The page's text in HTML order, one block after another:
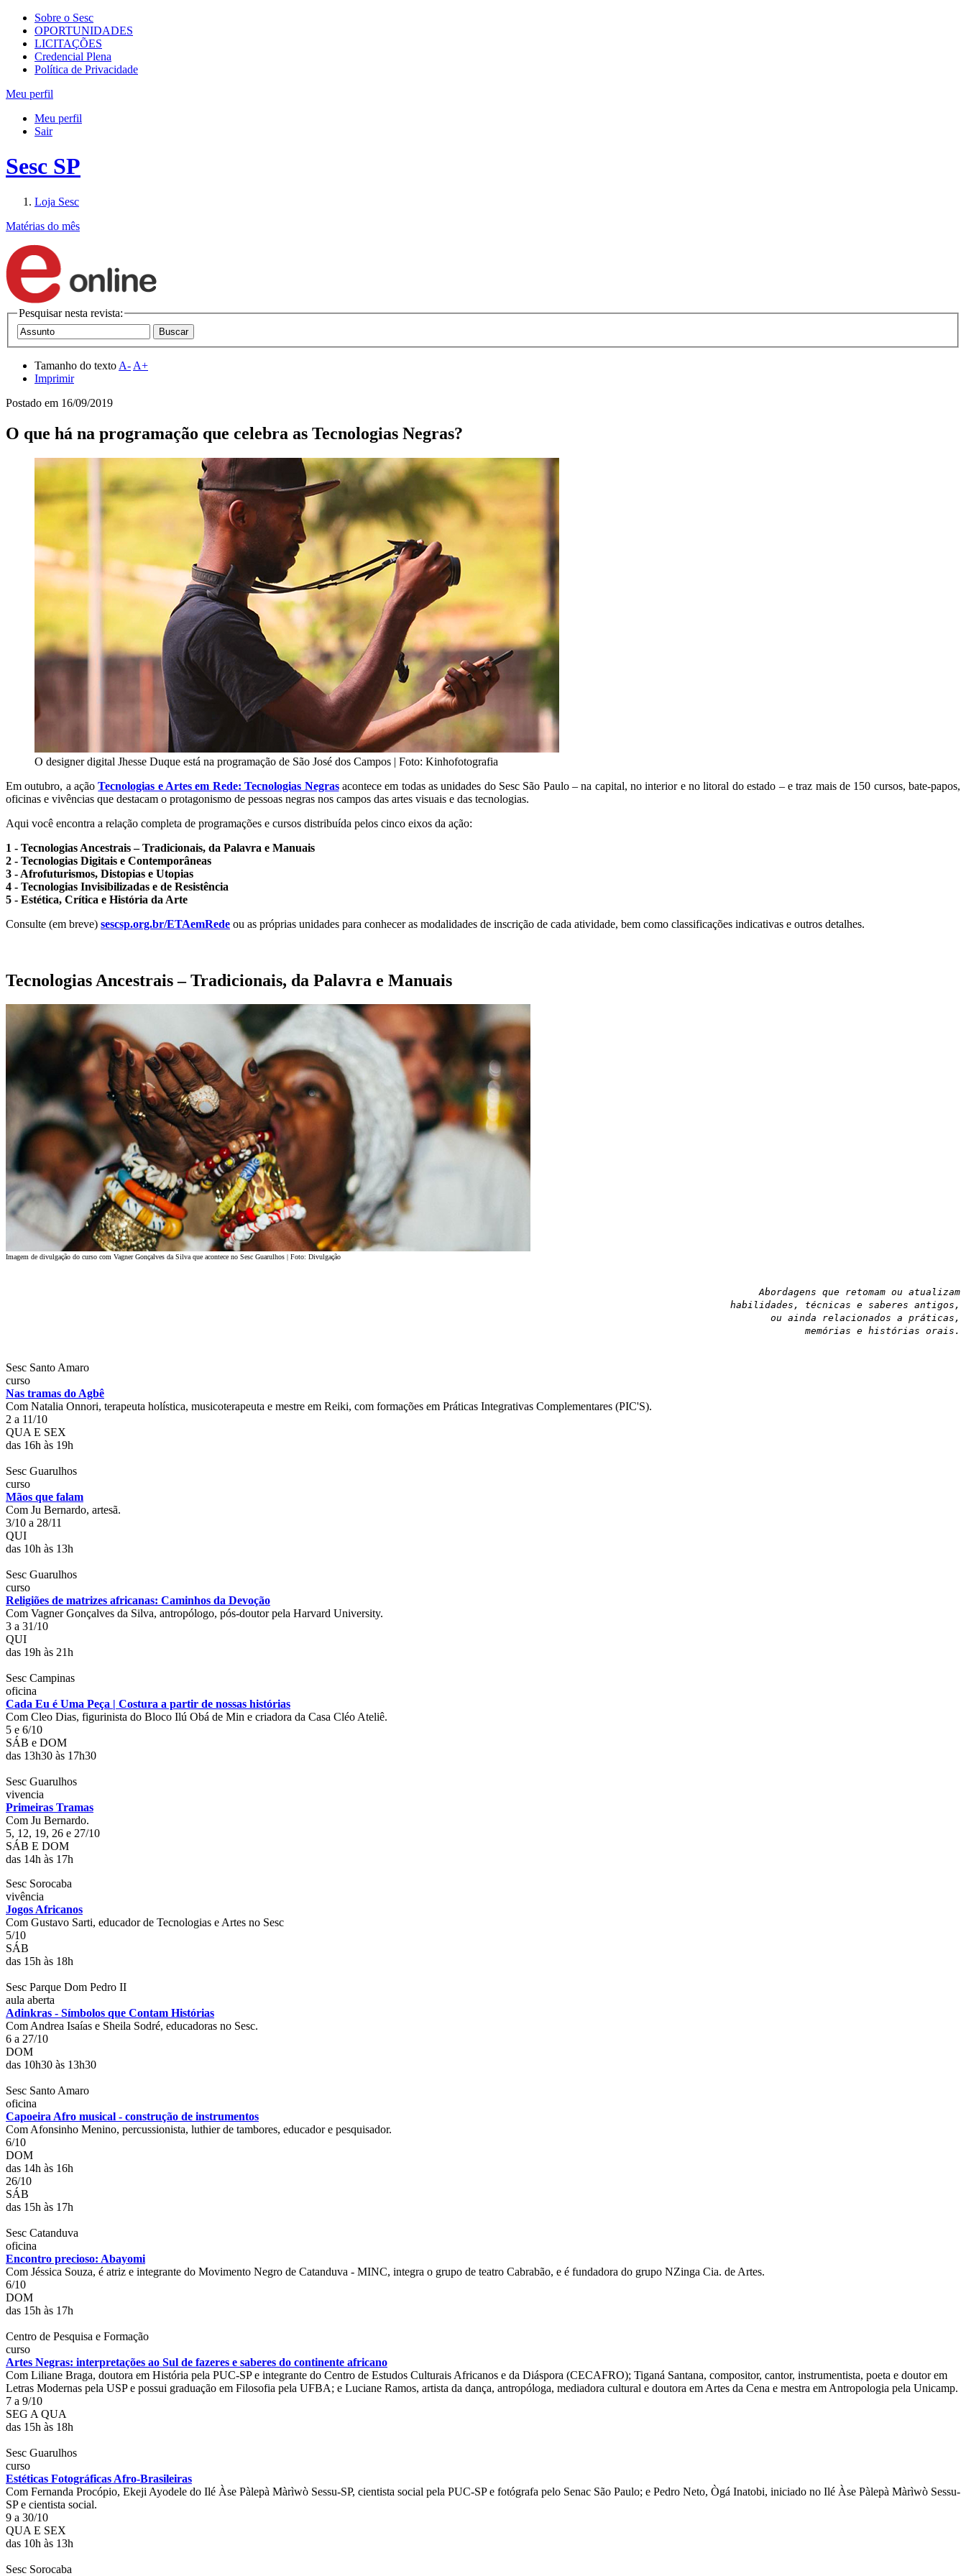
Sobre o Sesc
OPORTUNIDADES
LICITAÇÕES
Credencial Plena
Política de Privacidade
Meu perfil
Meu perfil
Sair
Sesc SP
Loja Sesc
Matérias do mês
Pesquisar nesta revista:
Tamanho do texto A- A+
Imprimir
Postado em 16/09/2019
O que há na programação que celebra as Tecnologias Negras?
O designer digital Jhesse Duque está na programação de São José dos Campos | Foto: Kinhofotografia
Em outubro, a açãoTecnologias e Artes em Rede: Tecnologias Negrasacontece em todas as unidades do Sesc São Paulo – na capital, no interior e no litoral do estado – e traz mais de 150 cursos, bate-papos,
oficinas e vivências que destacam o protagonismo de pessoas negras nos campos das artes visuais e das tecnologias.
Aqui você encontra a relação completa de programações e cursos distribuída pelos cinco eixos da ação:
1 - Tecnologias Ancestrais – Tradicionais, da Palavra e Manuais
2 - Tecnologias Digitais e Contemporâneas
3 - Afrofuturismos, Distopias e Utopias
4 - Tecnologias Invisibilizadas e de Resistência
5 - Estética, Crítica e História da Arte
Consulte (em breve) sescsp.org.br/ETAemRede ou as próprias unidades para conhecer as modalidades de inscrição de cada atividade, bem como classificações indicativas e outros detalhes.
Tecnologias Ancestrais – Tradicionais, da Palavra e Manuais
Imagem de divulgação do curso com Vagner Gonçalves da Silva que acontece no Sesc Guarulhos | Foto: Divulgação
Abordagens que retomam ou atualizam
habilidades, técnicas e saberes antigos,
ou ainda relacionados a práticas,
memórias e histórias orais.
Sesc Santo Amaro
curso
Nas tramas do Agbê
Com Natalia Onnori, terapeuta holística, musicoterapeuta e mestre em Reiki, com formações em Práticas Integrativas Complementares (PIC'S).
2 a 11/10
QUA E SEX
das 16h às 19h
Sesc Guarulhos
curso
Mãos que falam
Com Ju Bernardo, artesã.
3/10 a 28/11
QUI
das 10h às 13h
Sesc Guarulhos
curso
Religiões de matrizes africanas: Caminhos da Devoção
Com Vagner Gonçalves da Silva, antropólogo, pós-doutor pela Harvard University.
3 a 31/10
QUI
das 19h às 21h
Sesc Campinas
oficina
Cada Eu é Uma Peça | Costura a partir de nossas histórias
Com Cleo Dias, figurinista do Bloco Ilú Obá de Min e criadora da Casa Cléo Ateliê.
5 e 6/10
SÁB e DOM
das 13h30 às 17h30
Sesc Guarulhos
vivencia
Primeiras Tramas
Com Ju Bernardo.
5, 12, 19, 26 e 27/10
SÁB E DOM
das 14h às 17h
Sesc Sorocaba
vivência
Jogos Africanos
Com Gustavo Sarti, educador de Tecnologias e Artes no Sesc
5/10
SÁB
das 15h às 18h
Sesc Parque Dom Pedro II
aula aberta
Adinkras - Símbolos que Contam Histórias
Com Andrea Isaías e Sheila Sodré, educadoras no Sesc.
6 a 27/10
DOM
das 10h30 às 13h30
Sesc Santo Amaro
oficina
Capoeira Afro musical - construção de instrumentos
Com Afonsinho Menino, percussionista, luthier de tambores, educador e pesquisador.
6/10
DOM
das 14h às 16h
26/10
SÁB
das 15h às 17h
Sesc Catanduva
oficina
Encontro precioso: Abayomi
Com Jéssica Souza, é atriz e integrante do Movimento Negro de Catanduva - MINC, integra o grupo de teatro Cabrabão, e é fundadora do grupo NZinga Cia. de Artes.
6/10
DOM
das 15h às 17h
Centro de Pesquisa e Formação
curso
Artes Negras: interpretações ao Sul de fazeres e saberes do continente africano
Com Liliane Braga, doutora em História pela PUC-SP e integrante do Centro de Estudos Culturais Africanos e da Diáspora (CECAFRO); Tiganá Santana, compositor, cantor, instrumentista, poeta e doutor em
Letras Modernas pela USP e possui graduação em Filosofia pela UFBA; e Luciane Ramos, artista da dança, antropóloga, mediadora cultural e doutora em Artes da Cena e mestra em Antropologia pela Unicamp.
7 a 9/10
SEG A QUA
das 15h às 18h
Sesc Guarulhos
curso
Estéticas Fotográficas Afro-Brasileiras
Com Fernanda Procópio, Ekeji Ayodele do Ilé Àse Pàlepà Màrìwò Sessu-SP, cientista social pela PUC-SP e fotógrafa pelo Senac São Paulo; e Pedro Neto, Ògá Inatobi, iniciado no Ilé Àse Pàlepà Màrìwò Sessu-
SP e cientista social.
9 a 30/10
QUA E SEX
das 10h às 13h
Sesc Sorocaba